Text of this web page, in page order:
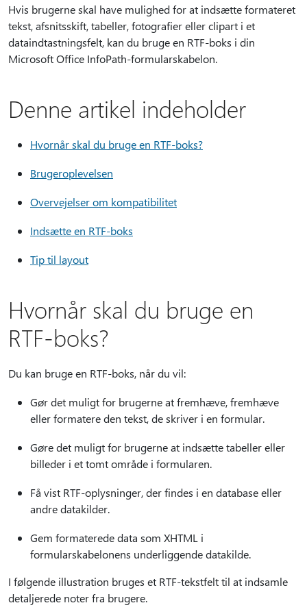
Hvis brugerne skal have mulighed for at indsætte formateret
tekst, afsnitsskift, tabeller, fotografier eller clipart i et
dataindtastningsfelt, kan du bruge en RTF-boks i din
Microsoft Office InfoPath-formularskabelon.
Denne artikel indeholder
Hvornår skal du bruge en RTF-boks?
Brugeroplevelsen
Overvejelser om kompatibilitet
Indsætte en RTF-boks
Tip til layout
Hvornår skal du bruge en
RTF-boks?
Du kan bruge en RTF-boks, når du vil:
Gør det muligt for brugerne at fremhæve, fremhæve
eller formatere den tekst, de skriver i en formular.
Gøre det muligt for brugerne at indsætte tabeller eller
billeder i et tomt område i formularen.
Få vist RTF-oplysninger, der findes i en database eller
andre datakilder.
Gem formaterede data som XHTML i
formularskabelonens underliggende datakilde.
I følgende illustration bruges et RTF-tekstfelt til at indsamle
detaljerede noter fra brugere.